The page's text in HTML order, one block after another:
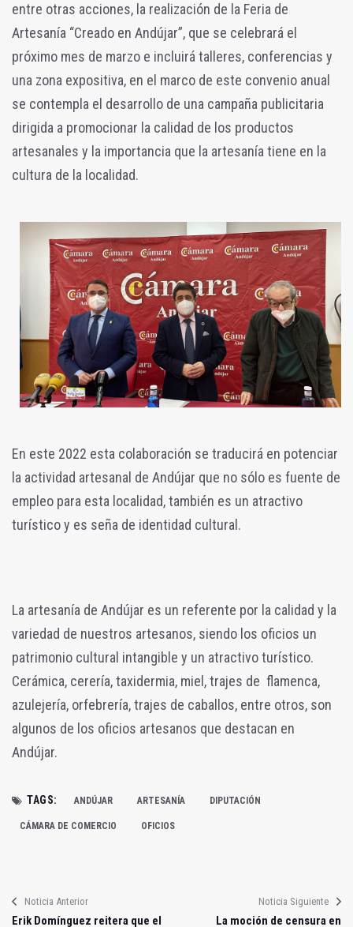
entre otras acciones, la realización de la Feria de
Artesanía “Creado en Andújar”, que se celebrará el
próximo mes de marzo e incluirá talleres, conferencias y
una zona expositiva, en el marco de este convenio anual
se contempla el desarrollo de una campaña publicitaria
dirigida a promocionar la calidad de los productos
artesanales y la importancia que la artesanía tiene en la
cultura de la localidad.
En este 2022 esta colaboración se traducirá en potenciar
la actividad artesanal de Andújar que no sólo es fuente de
empleo para esta localidad, también es un atractivo
turístico y es seña de identidad cultural.
La artesanía de Andújar es un referente por la calidad y la
variedad de nuestros artesanos, siendo los oficios un
patrimonio cultural intangible y un atractivo turístico.
Cerámica, cerería, taxidermia, miel, trajes de flamenca,
azulejería, orfebrería, trajes de caballos, entre otros, son
algunos de los oficios artesanos que destacan en
Andújar.
TAGS: ANDÚJAR ARTESANÍA DIPUTACIÓN
CÁMARA DE COMERCIO OFICIOS
Noticia Anterior
Erik Domínguez reitera que el
Noticia Siguiente
La moción de censura en